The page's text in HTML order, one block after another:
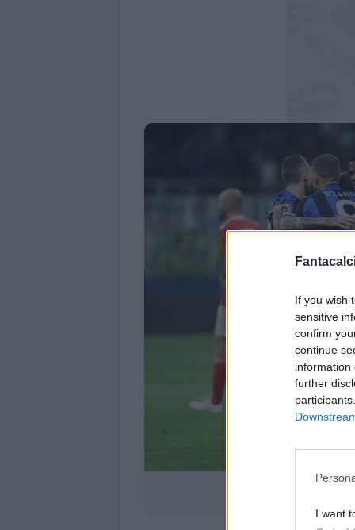
If you wish
sensitive
confirm
continue
information
further
I want